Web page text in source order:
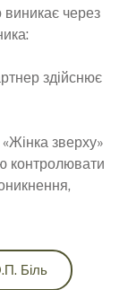
виникає через
здійснює
зверху»
контролювати
Біль